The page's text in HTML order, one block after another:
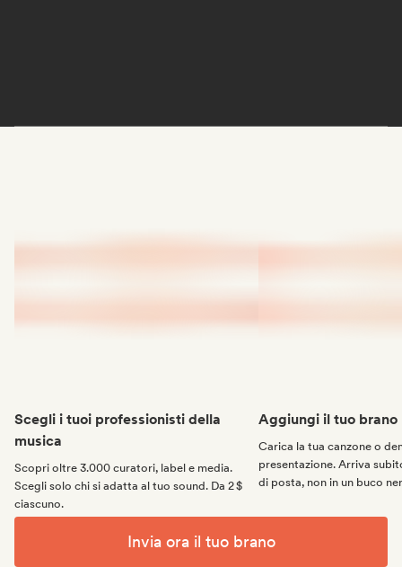
Scegli i tuoi professionisti della
musica
Scopri oltre 3.000 curatori, label e media.
Scegli solo chi si adatta al tuo sound. Da 2 $
ciascuno.
Aggiungi il tuo brano
Carica la tua canzone o
presentazione. Arriva
di posta, non in un buco
Invia ora il tuo brano